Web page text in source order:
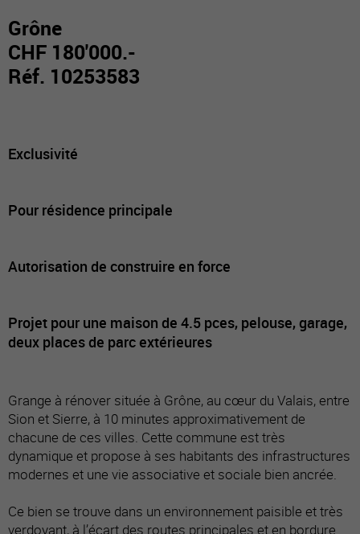
Grône
CHF 180'000.-
Réf. 10253583
Exclusivité
Pour résidence principale
Autorisation de construire en force
Projet pour une maison de 4.5 pces, pelouse, garage,
deux places de parc extérieures
Grange à rénover située à Grône, au cœur du Valais, entre
Sion et Sierre, à 10 minutes approximativement de
chacune de ces villes. Cette commune est très
dynamique et propose à ses habitants des infrastructures
modernes et une vie associative et sociale bien ancrée.
Ce bien se trouve dans un environnement paisible et très
verdoyant, à l’écart des routes principales et en bordure